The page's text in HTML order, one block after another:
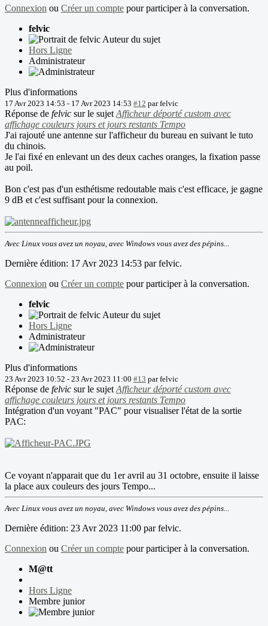
Connexion ou Créer un compte pour participer à la conversation.
felvic
Auteur du sujet
Hors Ligne
Administrateur
Plus d'informations
17 Avr 2023 14:53 - 17 Avr 2023 14:53 #12 parfelvic
Réponse de felvic sur le sujet Afficheur déporté custom avec
affichage couleurs jours et jours restants Tempo
J'ai rajouté une antenne sur l'afficheur du bureau en suivant le tuto
du chinois.
Je l'ai fixé en enlevant un des deux caches oranges, la fixation passe
au poil.
Bon c'est pas d'un esthétisme redoutable mais c'est efficace, je gagne
9 dB et c'est suffisant pour la connexion.
Avec Linux vous avez un noyau, avec Windows vous avez des pépins...
Dernière édition: 17 Avr 2023 14:53 parfelvic.
Connexion ou Créer un compte pour participer à la conversation.
felvic
Auteur du sujet
Hors Ligne
Administrateur
Plus d'informations
23 Avr 2023 10:52 - 23 Avr 2023 11:00 #13 parfelvic
Réponse de felvic sur le sujet Afficheur déporté custom avec
affichage couleurs jours et jours restants Tempo
Intégration d'un voyant "PAC" pour visualiser l'état de la sortie
PAC:
Ce voyant n'apparait que du 1er avril au 31 octobre, ensuite il laisse
la place aux couleurs des jours Tempo...
Avec Linux vous avez un noyau, avec Windows vous avez des pépins...
Dernière édition: 23 Avr 2023 11:00 parfelvic.
Connexion ou Créer un compte pour participer à la conversation.
M@tt
Hors Ligne
Membre junior